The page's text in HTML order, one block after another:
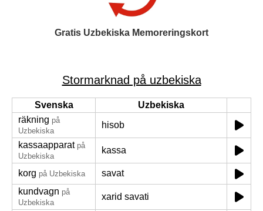
Gratis Uzbekiska Memoreringskort
Stormarknad på uzbekiska
Svenska
Uzbekiska
räkning på
Uzbekiska
hisob
kassaapparat på
Uzbekiska
kassa
korg på Uzbekiska
savat
kundvagn på
Uzbekiska
xarid savati